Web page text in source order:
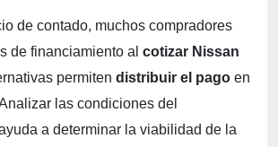
de contado, muchos compradores
de financiamiento al cotizar Nissan
permiten distribuir el pago en
las condiciones del
a determinar la viabilidad de la